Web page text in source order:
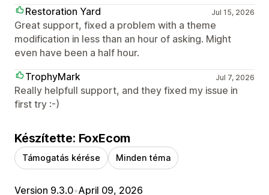
Restoration Yard
Jul 15, 2026
Great support, fixed a problem with a theme
modification in less than an hour of asking. Might
even have been a half hour.
TrophyMark
Jul 7, 2026
Really helpfull support, and they fixed my issue in
first try :-)
Készítette: FoxEcom
Támogatás kérése Minden téma
Version 9.3.0•April 09, 2026